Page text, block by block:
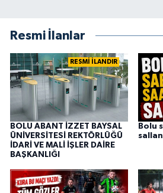
Resmi İlanlar
RESMİ İLANDIR
BOLU ABANT İZZET BAYSAL
ÜNİVERSİTESİ REKTÖRLÜĞÜ
İDARİ VE MALİ İŞLER DAİRE
BAŞKANLIĞI
Bolu